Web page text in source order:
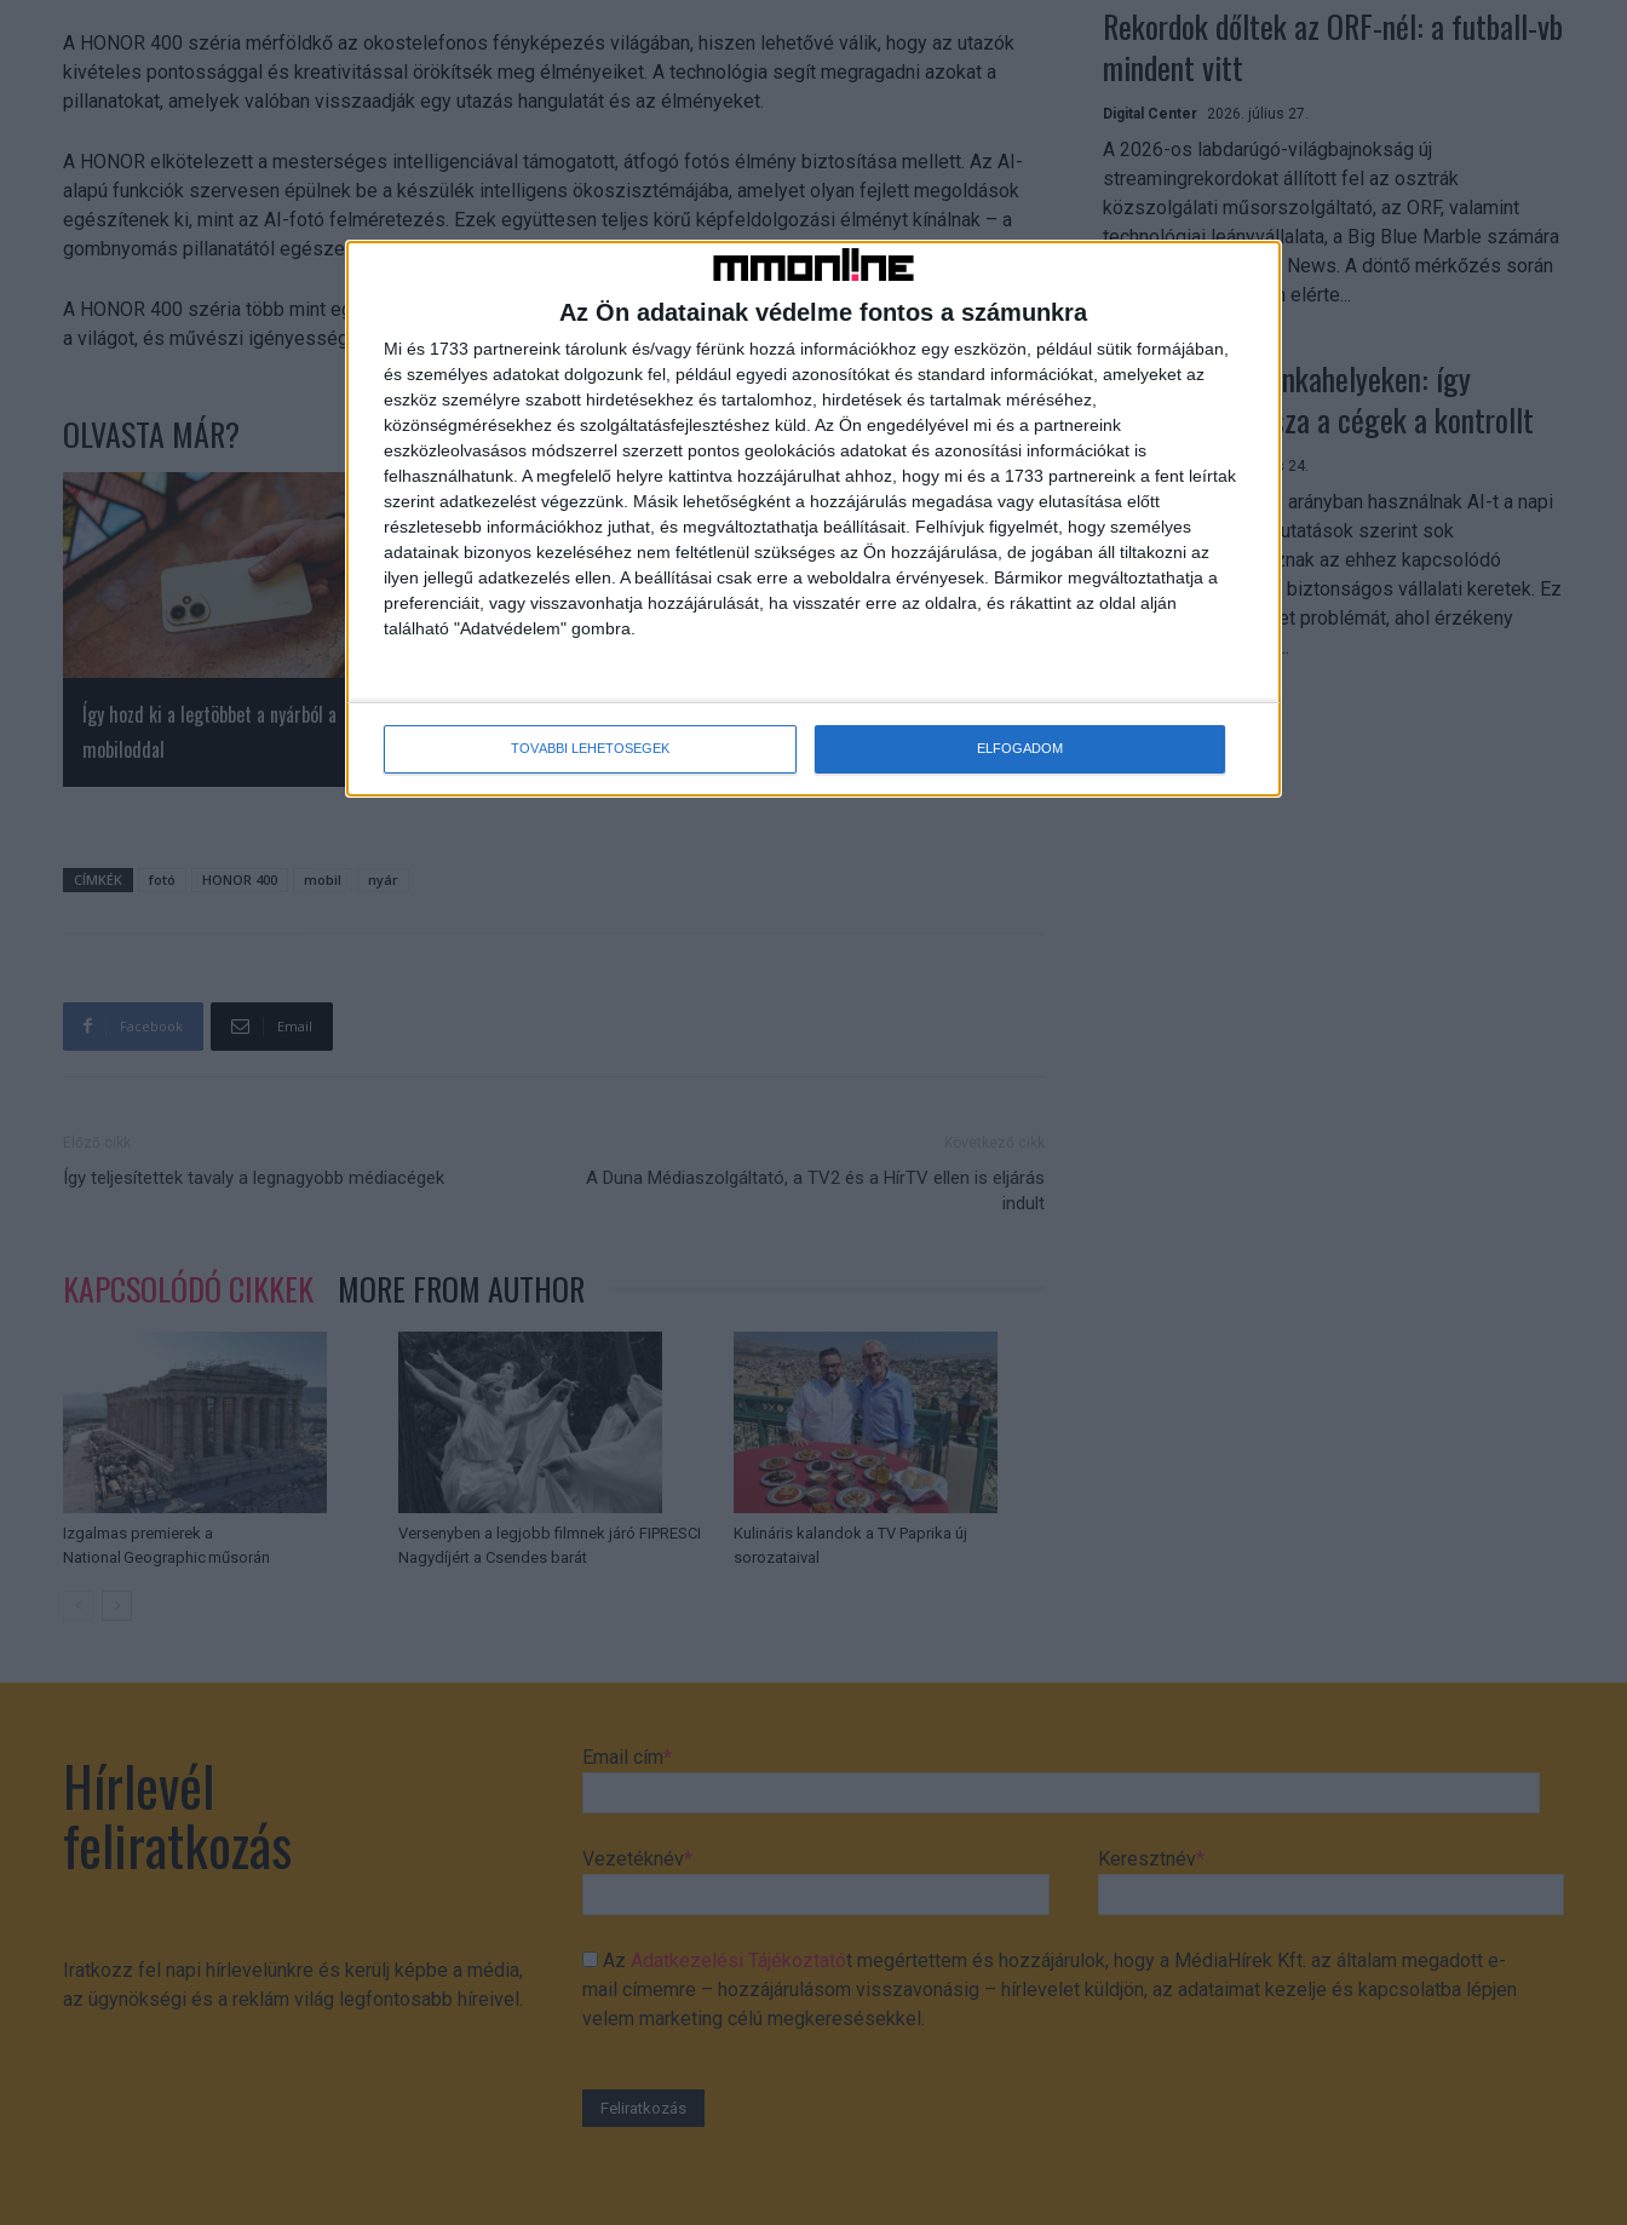
Az Ön adatainak védelme fontos a számunkra
Mi és 1733 partnereink tárolunk és/vagy férünk hozzá információkhoz egy eszközön, például sütik formájában,
és személyes adatokat dolgozunk fel, például egyedi azonosítókat és standard információkat, amelyeket az
eszköz személyre szabott hirdetésekhez és tartalomhoz, hirdetések és tartalmak méréséhez,
közönségmérésekhez és szolgáltatásfejlesztéshez küld. Az Ön engedélyével mi és a partnereink
eszközleolvasásos módszerrel szerzett pontos geolokációs adatokat és azonosítási információkat is
felhasználhatunk. A megfelelő helyre kattintva hozzájárulhat ahhoz, hogy mi és a 1733 partnereink a fent leírtak
szerint adatkezelést végezzünk. Másik lehetőségként a hozzájárulás megadása vagy elutasítása előtt
részletesebb információkhoz juthat, és megváltoztathatja beállításait. Felhívjuk figyelmét, hogy személyes
adatainak bizonyos kezeléséhez nem feltétlenül szükséges az Ön hozzájárulása, de jogában áll tiltakozni az
ilyen jellegű adatkezelés ellen. A beállításai csak erre a weboldalra érvényesek. Bármikor megváltoztathatja a
preferenciáit, vagy visszavonhatja hozzájárulását, ha visszatér erre az oldalra, és rákattint az oldal alján
található "Adatvédelem" gombra.
TOVÁBBI LEHETŐSÉGEK ELFOGADOM
A HONOR 400 széria mérföldkő az okostelefonos fényképezés világában, hiszen lehetővé válik, hogy az utazók
kivételes pontossággal és kreativitással örökítsék meg élményeiket. A technológia segít megragadni azokat a
pillanatokat, amelyek valóban visszaadják egy utazás hangulatát és az élményeket.
A HONOR elkötelezett a mesterséges intelligenciával támogatott, átfogó fotós élmény biztosítása mellett. Az AI-
alapú funkciók szervesen épülnek be a készülék intelligens ökoszisztémájába, amelyet olyan fejlett megoldások
egészítenek ki, mint az AI-fotó felméretezés. Ezek együttesen teljes körű képfeldolgozási élményt kínálnak – a
gombnyomás pillanatától egészen az utómunkáig, támogatva a kreatív önkifejezés minden lépését.
A HONOR 400 széria több mint egy okostelefon – sokoldalú társ mindazok számára, akik szenvedéllyel fedezik fel
a világot, és művészi igényességgel kívánják megörökíteni azt.
OLVASTA MÁR?
Így hozd ki a legtöbbet a nyárból a
mobiloddal
nézettségi toplistát
CÍMKÉK fotó HONOR 400 mobil nyár
Facebook Email
Így teljesítettek tavaly a legnagyobb médiacégek
A Duna Médiaszolgáltató, a TV2 és a HírTV ellen is eljárás
indult
KAPCSOLÓDÓ CIKKEK MORE FROM AUTHOR
Izgalmas premierek a
National Geographic műsorán
Versenyben a legjobb filmnek járó FIPRESCI
Nagydíjért a Csendes barát
Kulináris kalandok a TV Paprika új
sorozataival
Rekordok dőltek az ORF-nél: a futball-vb
mindent vitt
Digital Center 2026. július 27.
A 2026-os labdarúgó-világbajnokság új
streamingrekordokat állított fel az osztrák
közszolgálati műsorszolgáltató, az ORF, valamint
technológiai leányvállalata, a Big Blue Marble számára
– írja a Broadband TV News. A döntő mérkőzés során
az átlagos nézőszám elérte...
Shadow AI a munkahelyeken: így
szerezhetik vissza a cégek a kontrollt
Digital Center 2026. július 24.
A munkavállalók nagy arányban használnak AI-t a napi
munkában, ám friss kutatások szerint sok
szervezetnél hiányoznak az ehhez kapcsolódó
világos irányelvek és biztonságos vállalati keretek. Ez
különösen ott jelenthet problémát, ahol érzékeny
üzleti információkkal...
Hírlevél
feliratkozás
Iratkozz fel napi hírlevelünkre és kerülj képbe a média,
az ügynökségi és a reklám világ legfontosabb híreivel.
Email cím*
Vezetéknév* Keresztnév*
AzAdatkezelési Tájékoztatót megértettem és hozzájárulok, hogy a MédiaHírek Kft. az általam megadott e-
mail címemre – hozzájárulásom visszavonásig – hírlevelet küldjön, az adataimat kezelje és kapcsolatba lépjen
velem marketing célú megkeresésekkel.